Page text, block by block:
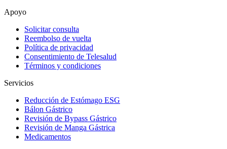
Apoyo
Solicitar consulta
Reembolso de vuelta
Política de privacidad
Consentimiento de Telesalud
Términos y condiciones
Servicios
Reducción de Estómago ESG
Bálon Gástrico
Revisión de Bypass Gástrico
Revisión de Manga Gástrica
Medicamentos